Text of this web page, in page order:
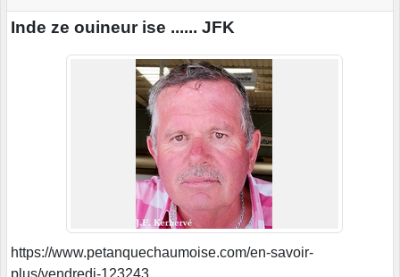
Inde ze ouineur ise ...... JFK
https://www.petanquechaumoise.com/en-savoir-
plus/vendredi-123243